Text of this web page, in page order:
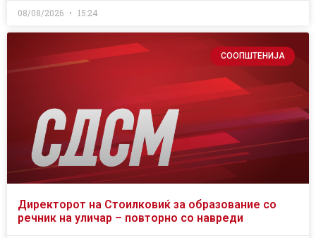
08/08/2026 15:24
СООПШТЕНИЈА
Директорот на Стоилковиќ за образование со
речник на уличар – повторно со навреди